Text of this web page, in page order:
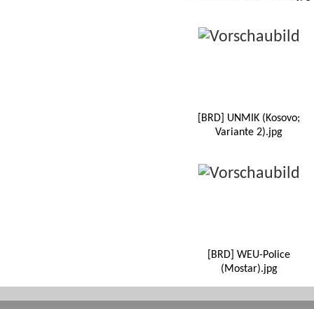
[BRD] UNMIK (Kosovo;
Variante 2).jpg
[BRD] WEU-Police
(Mostar).jpg